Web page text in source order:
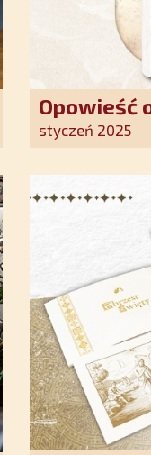
Opowieść
oddania
styczeń 2025